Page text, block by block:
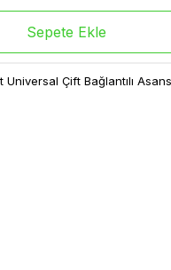
Sepete Ekle